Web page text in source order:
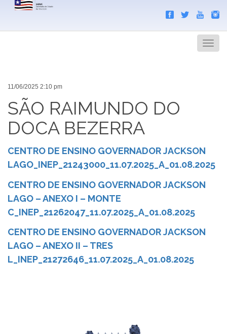
Menu
11/06/2025 2:10 pm
SÃO RAIMUNDO DO
DOCA BEZERRA
CENTRO DE ENSINO GOVERNADOR JACKSON
LAGO_INEP_21243000_11.07.2025_A_01.08.2025
CENTRO DE ENSINO GOVERNADOR JACKSON
LAGO – ANEXO I – MONTE
C_INEP_21262047_11.07.2025_A_01.08.2025
CENTRO DE ENSINO GOVERNADOR JACKSON
LAGO – ANEXO II – TRES
L_INEP_21272646_11.07.2025_A_01.08.2025